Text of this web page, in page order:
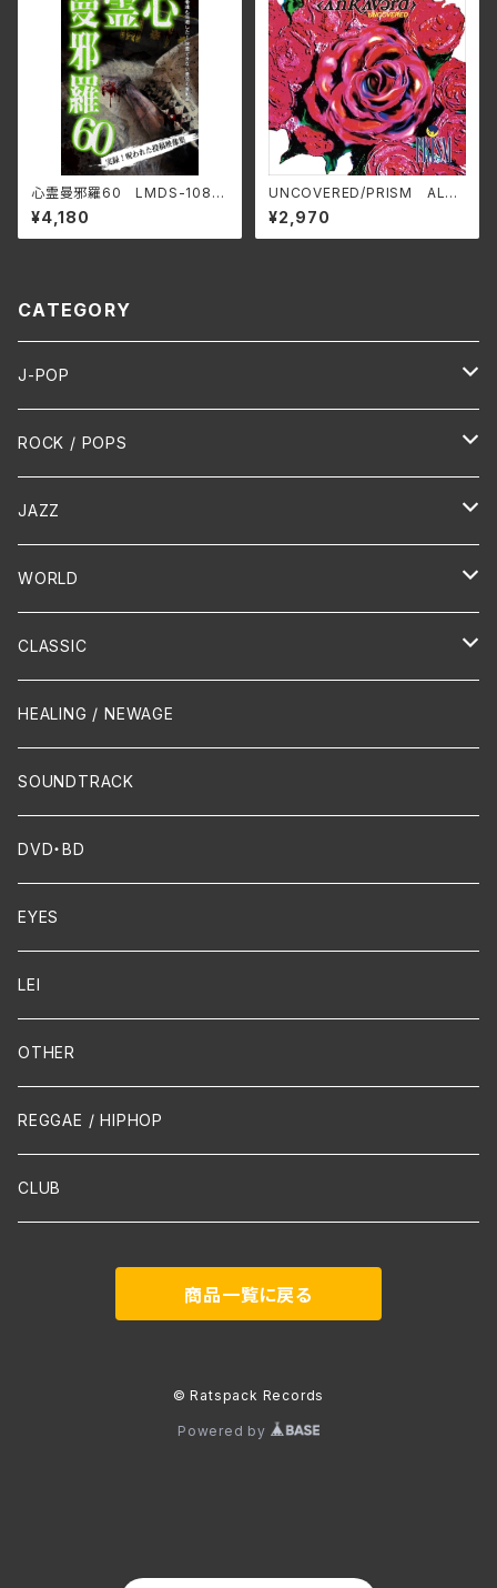
心霊曼邪羅60 LMDS-108
(仕様:DVD)
¥4,180
UNCOVERED/PRISM ALT-
515C(仕様:CD)
¥2,970
CATEGORY
J-POP
HR/HM
演歌 / 歌謡曲
PUNK/HARDCORE
Hip-Hop/Dancehall Reggae
ROCK / POPS
Oldies
HR/HM
JAZZ
Vocal
Piano
Crossover / Fusion
Dixie / New Orleans
FUNK
WORLD
HAWAIIAN
Chanson
CLASSIC
Piano
Flute
Violin
Cello
Guitar / Ukulele
Mandolin
声楽
吹奏楽
Contemporary / Avangarde
HEALING / NEWAGE
SOUNDTRACK
DVD・BD
EYES
LEI
OTHER
REGGAE / HIPHOP
CLUB
商品一覧に戻る
© Ratspack Records
Powered by